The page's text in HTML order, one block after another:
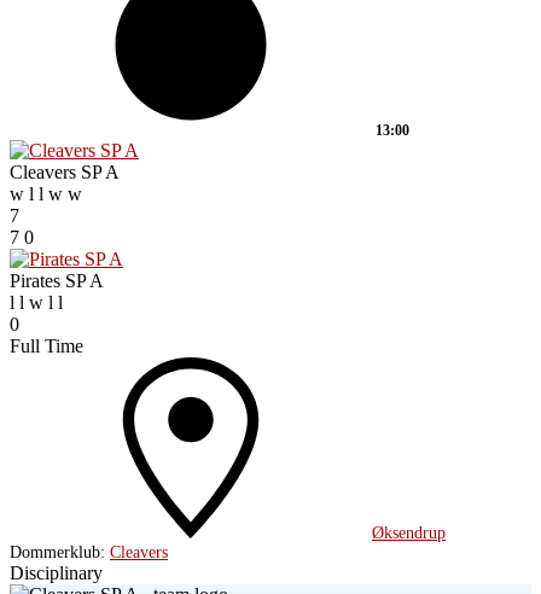
13:00
Cleavers SP A
w l l w w
7
7 0
Pirates SP A
l l w l l
0
Full Time
Øksendrup
Dommerklub: Cleavers
Disciplinary